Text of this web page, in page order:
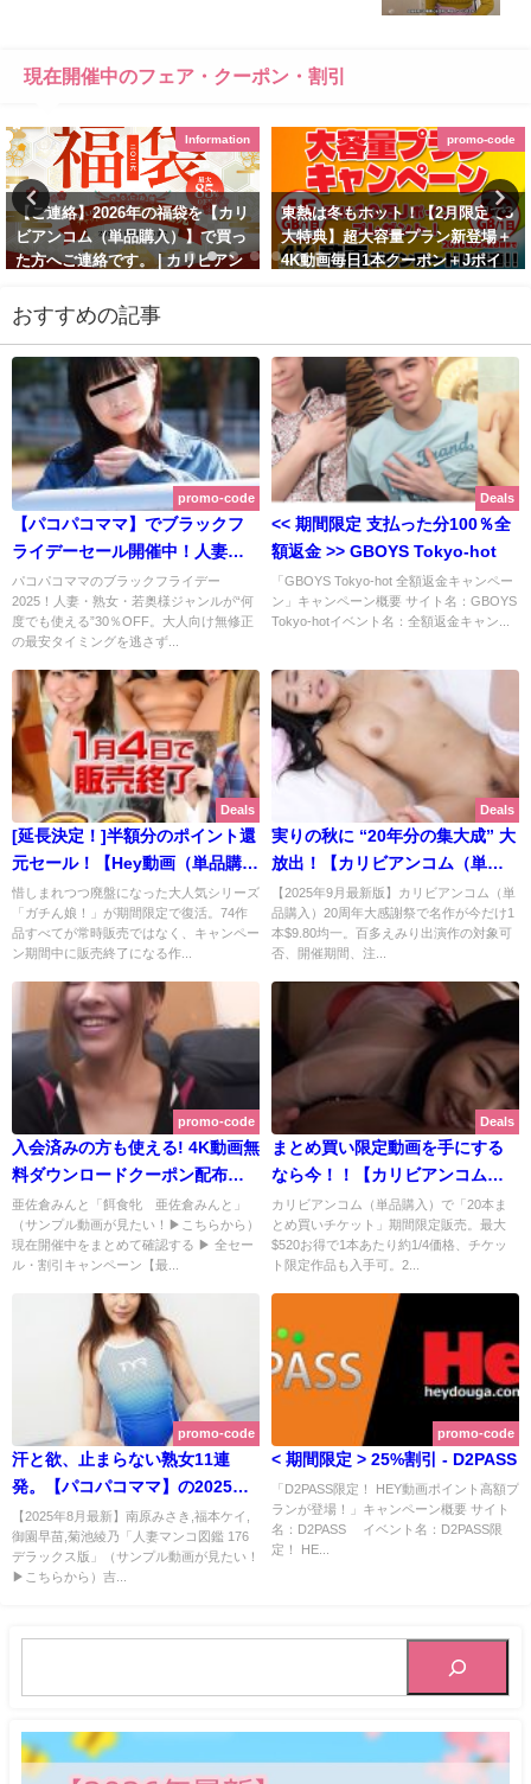
現在開催中のフェア・クーポン・割引
Information
【ご連絡】2026年の福袋を【カリ
ビアンコム（単品購入）】で買っ
た方へご連絡です。 | カリビアン
新版】
promo-code
東熱は冬もホット！【2月限定で3
大特典】超大容量プラン新登場＋
4K動画毎日1本クーポン＋Jポイ
February 3, 2026
おすすめの記事
promo-code
【パコパコママ】でブラックフ
ライデーセール開催中！人妻・
熟女・若奥様が何度でも
30％OFF価格で！ 可愛い系の人
妻が尻を舐め尽くしてくれる最
年11月最新版】
パコパコママのブラックフライデー
2025！人妻・熟女・若奥様ジャンルが“何
度でも使える”30％OFF。大人向け無修正
の最安タイミングを逃さず...
Deals
<< 期間限定 支払った分100％全
額返金 >> GBOYS Tokyo-hot
「GBOYS Tokyo-hot 全額返金キャンペー
ン」キャンペーン概要 サイト名：GBOYS
Tokyo-hotイベント名：全額返金キャン...
Deals
[延長決定！]半額分のポイント還
元セール！【Hey動画（単品購
入）】で「ガチん娘！」74作品
が期間限定の大大大復活だー
ッ！！ 販売終了になる前に、急
動画（単品購入）【2025年12月
最新版】
惜しまれつつ廃盤になった大人気シリーズ
「ガチん娘！」が期間限定で復活。74作
品すべてが常時販売ではなく、キャンペー
ン期間中に販売終了になる作...
Deals
実りの秋に “20年分の集大成” 大
放出！【カリビアンコム（単品
購入）】で20周年記念大感謝
祭！百多えみり出演作も！ | カリ
ビアンコム（単品購入）【2025
【2025年9月最新版】カリビアンコム（単
品購入）20周年大感謝祭で名作が今だけ1
本$9.80均一。百多えみり出演作の対象可
否、開催期間、注...
promo-code
入会済みの方も使える! 4K動画無
料ダウンロードクーポン配布中
｜東京熱(TOKYO-HOT)【2025
年10月最新版】
亜佐倉みんと「餌食牝 亜佐倉みんと」
（サンプル動画が見たい！▶こちらから）
現在開催中をまとめて確認する ▶ 全セー
ル・割引キャンペーン【最...
Deals
まとめ買い限定動画を手にする
なら今！！【カリビアンコム
（単品購入）】期間限定で20本
まとめ買い購入チケットを販売
中！月刊 上原亜衣も！ | カリビ
カリビアンコム（単品購入）で「20本ま
とめ買いチケット」期間限定販売。最大
$520お得で1本あたり約1/4価格、チケッ
ト限定作品も入手可。2...
promo-code
汗と欲、止まらない熟女11連
発。【パコパコママ】の2025夏
キャンペーンは30%OFF＆11日
連続新作！大人気スケベ椅子持
参！シリーズも！ | パコパコママ
【2025年8月最新】南原みさき,福本ケイ,
御園早苗,菊池綾乃「人妻マンコ図鑑 176
デラックス版」（サンプル動画が見たい！
▶こちらから）吉...
promo-code
< 期間限定 > 25%割引 - D2PASS
「D2PASS限定！ HEY動画ポイント高額プ
ランが登場！」キャンペーン概要 サイト
名：D2PASS イベント名：D2PASS限
定！ HE...